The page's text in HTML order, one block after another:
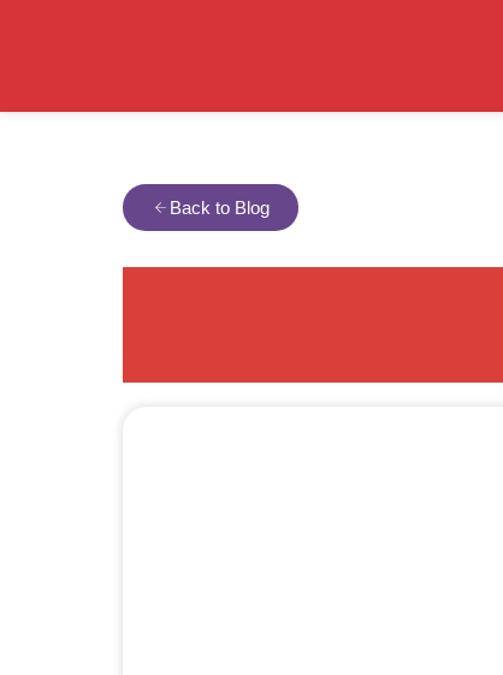
Back to Blog